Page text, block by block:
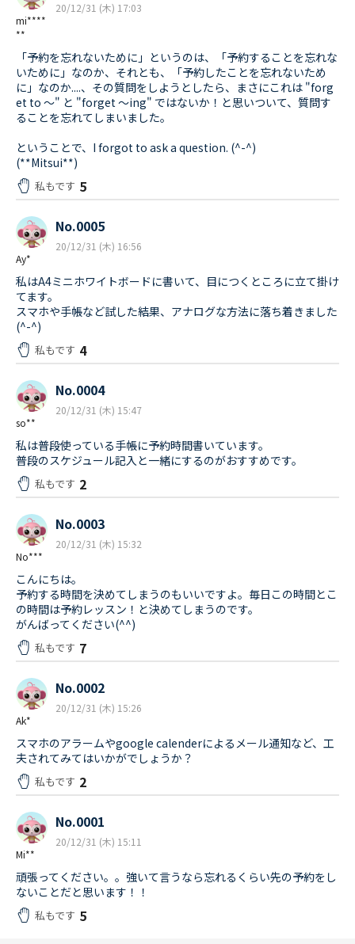
mi****
**
20/12/31 (木) 17:03
「予約を忘れないために」というのは、「予約することを忘れな
いために」なのか、それとも、「予約したことを忘れないため
に」なのか....、その質問をしようとしたら、まさにこれは "forg
et to 〜" と "forget 〜ing" ではないか！と思いついて、質問す
ることを忘れてしまいました。
ということで、I forgot to ask a question. (^-^)
(**Mitsui**)
私もです 5
Ay*
No.0005
20/12/31 (木) 16:56
私はA4ミニホワイトボードに書いて、目につくところに立て掛け
てます。
スマホや手帳など試した結果、アナログな方法に落ち着きました
(^-^)
私もです 4
so**
No.0004
20/12/31 (木) 15:47
私は普段使っている手帳に予約時間書いています。
普段のスケジュール記入と一緒にするのがおすすめです。
私もです 2
No***
No.0003
20/12/31 (木) 15:32
こんにちは。
予約する時間を決めてしまうのもいいですよ。毎日この時間とこ
の時間は予約レッスン！と決めてしまうのです。
がんばってください(^^)
私もです 7
Ak*
No.0002
20/12/31 (木) 15:26
スマホのアラームやgoogle calenderによるメール通知など、工
夫されてみてはいかがでしょうか？
私もです 2
Mi**
No.0001
20/12/31 (木) 15:11
頑張ってください。。強いて言うなら忘れるくらい先の予約をし
ないことだと思います！！
私もです 5